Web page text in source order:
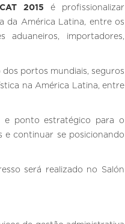
2015 é profissionalizar
da América Latina, entre os
aduaneiros, importadores,
portos mundiais, seguros
na América Latina, entre
e ponto estratégico para o
e continuar se posicionando
será realizado no Salón